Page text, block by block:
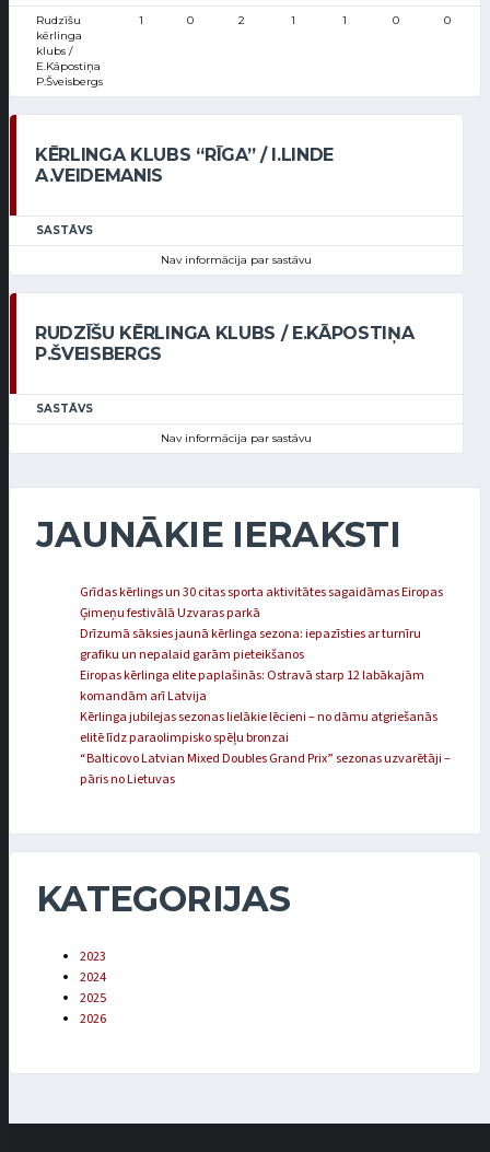
Rudzīšu
kērlinga
klubs /
E.Kāpostiņa
P.Šveisbergs
1 0 2 1 1 0 0
KĒRLINGA KLUBS “RĪGA” / I.LINDE
A.VEIDEMANIS
SASTĀVS
Nav informācija par sastāvu
RUDZĪŠU KĒRLINGA KLUBS / E.KĀPOSTIŅA
P.ŠVEISBERGS
SASTĀVS
Nav informācija par sastāvu
JAUNĀKIE IERAKSTI
Grīdas kērlings un 30 citas sporta aktivitātes sagaidāmas Eiropas
Ģimeņu festivālā Uzvaras parkā
Drīzumā sāksies jaunā kērlinga sezona: iepazīsties ar turnīru
grafiku un nepalaid garām pieteikšanos
Eiropas kērlinga elite paplašinās: Ostravā starp 12 labākajām
komandām arī Latvija
Kērlinga jubilejas sezonas lielākie lēcieni – no dāmu atgriešanās
elitē līdz paraolimpisko spēļu bronzai
“Balticovo Latvian Mixed Doubles Grand Prix” sezonas uzvarētāji –
pāris no Lietuvas
KATEGORIJAS
2023
2024
2025
2026